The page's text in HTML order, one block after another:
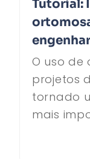
Tutorial:
O uso de
projetos
tornado
mais